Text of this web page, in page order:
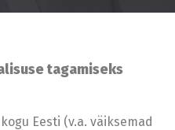
tagamiseks
Eesti (v.a. väiksemad